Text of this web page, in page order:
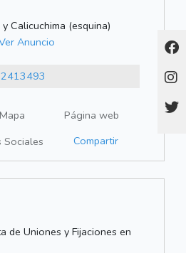
Calicuchima (esquina)
Anuncio
Mapa
Página web
Sociales Compartir
de Uniones y Fijaciones en